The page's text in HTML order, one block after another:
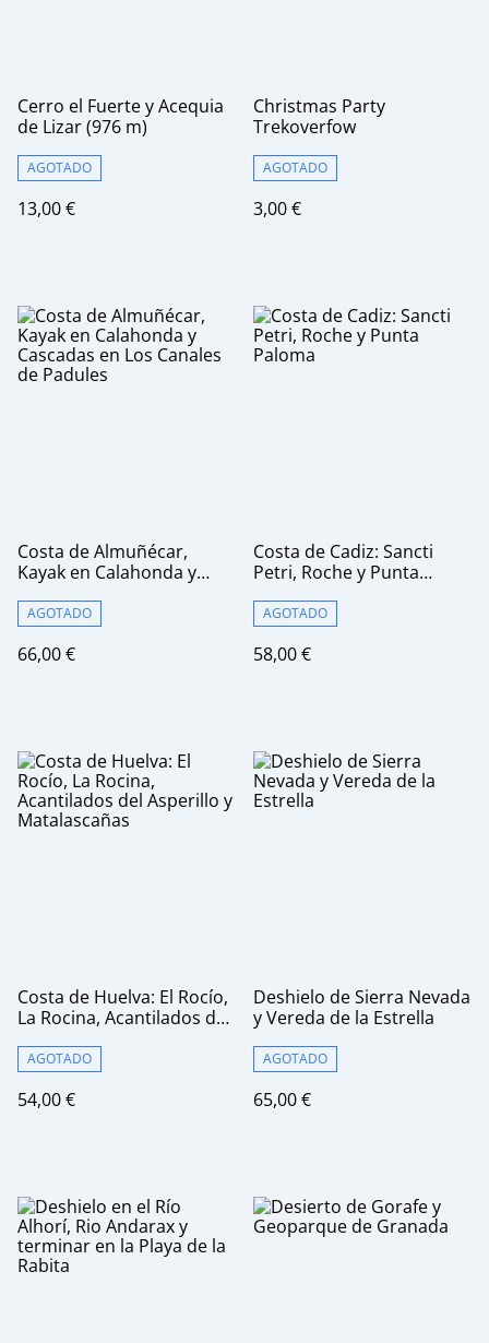
Cerro el Fuerte y Acequia
de Lizar (976 m)
AGOTADO
13,00 €
Christmas Party
Trekoverfow
AGOTADO
3,00 €
Costa de Almuñécar,
Kayak en Calahonda y
de Padules
AGOTADO
66,00 €
Costa de Cadiz: Sancti
Petri, Roche y Punta
AGOTADO
58,00 €
Costa de Huelva: El Rocío,
La Rocina, Acantilados del
AGOTADO
54,00 €
Deshielo de Sierra Nevada
y Vereda de la Estrella
AGOTADO
65,00 €